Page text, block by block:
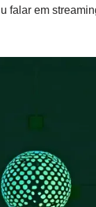
falar em